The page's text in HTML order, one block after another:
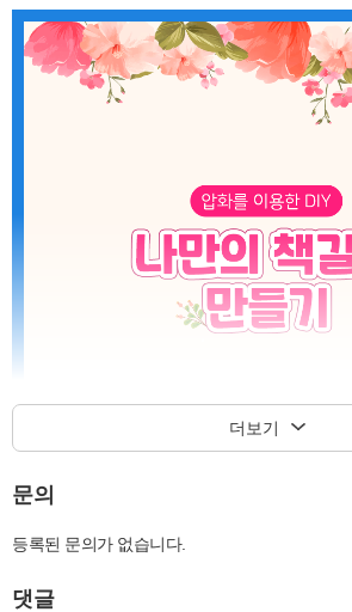
더보기
문의
등록된 문의가 없습니다.
댓글